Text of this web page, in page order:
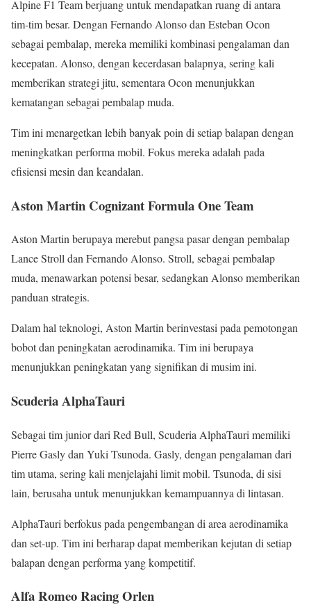
Alpine F1 Team berjuang untuk mendapatkan ruang di antara
tim-tim besar. Dengan Fernando Alonso dan Esteban Ocon
sebagai pembalap, mereka memiliki kombinasi pengalaman dan
kecepatan. Alonso, dengan kecerdasan balapnya, sering kali
memberikan strategi jitu, sementara Ocon menunjukkan
kematangan sebagai pembalap muda.
Tim ini menargetkan lebih banyak poin di setiap balapan dengan
meningkatkan performa mobil. Fokus mereka adalah pada
efisiensi mesin dan keandalan.
Aston Martin Cognizant Formula One Team
Aston Martin berupaya merebut pangsa pasar dengan pembalap
Lance Stroll dan Fernando Alonso. Stroll, sebagai pembalap
muda, menawarkan potensi besar, sedangkan Alonso memberikan
panduan strategis.
Dalam hal teknologi, Aston Martin berinvestasi pada pemotongan
bobot dan peningkatan aerodinamika. Tim ini berupaya
menunjukkan peningkatan yang signifikan di musim ini.
Scuderia AlphaTauri
Sebagai tim junior dari Red Bull, Scuderia AlphaTauri memiliki
Pierre Gasly dan Yuki Tsunoda. Gasly, dengan pengalaman dari
tim utama, sering kali menjelajahi limit mobil. Tsunoda, di sisi
lain, berusaha untuk menunjukkan kemampuannya di lintasan.
AlphaTauri berfokus pada pengembangan di area aerodinamika
dan set-up. Tim ini berharap dapat memberikan kejutan di setiap
balapan dengan performa yang kompetitif.
Alfa Romeo Racing Orlen